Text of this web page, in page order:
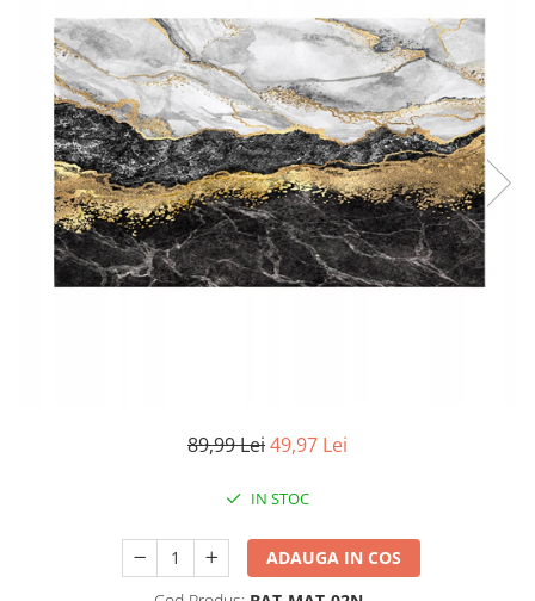
Aspiratoare
Auto Moto
Accesorii auto interioare
Aspiratoare Auto
Produse Cosmetica Auto
Scule auto
Casa, Gradina & Bricolaj
Accesorii mese si scaune
Accesorii prize si intrerupatoare
Echipamente protectia muncii
Folii si pungi alimentare
89,99 Lei49,97 Lei
IN STOC
ADAUGA IN COS